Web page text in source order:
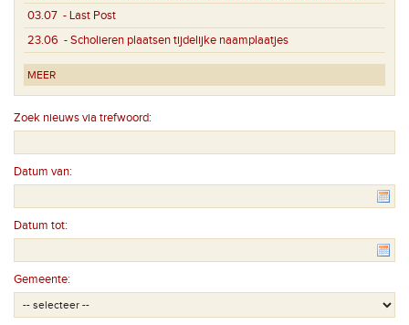
03.07 - Last Post
23.06 - Scholieren plaatsen tijdelijke naamplaatjes
MEER
Zoek nieuws via trefwoord:
Datum van:
Datum tot:
Gemeente: